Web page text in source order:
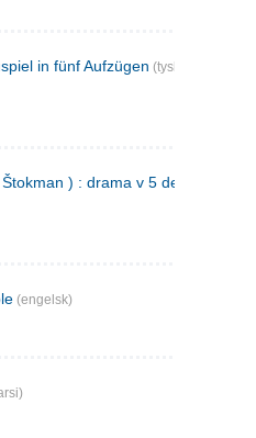
in fünf Aufzügen (tysk)
) : drama v 5 dejstvijach
(engelsk)